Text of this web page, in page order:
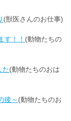
(獣医さんのお仕事)
す！！ (動物たちの
た(動物たちのおは
後～ (動物たちのお